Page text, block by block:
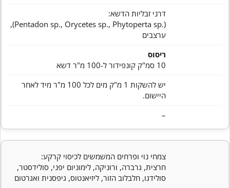
דרני זבליות הדשא:
(.Pentadon sp., Orycetes sp., Phytoperta sp),
ערצבים
ריסוס
10 סמ"ק קונפידור ל-100 מ"ר דשא
יש להשקות 1 מ"ק מים לכל 100 מ"ר מיד לאחר
היישום.
–
צמחי נוי ופרחים המשמשים לכיסוי קרקע:
חרצית, גרברה, ורוניקה, לימוניום יפני, סולידסטר,
סולידגו, חלבלוב הזור, ליזיאנטוס, גיפסנית ואגרטום